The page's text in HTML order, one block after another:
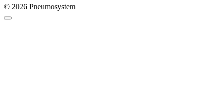
© 2026 Pneumosystem